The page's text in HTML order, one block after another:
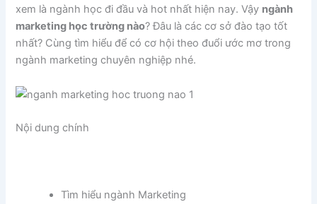
xem là ngành học đi đầu và hot nhất hiện nay. Vậy ngành
marketing học trường nào? Đâu là các cơ sở đào tạo tốt
nhất? Cùng tìm hiểu để có cơ hội theo đuổi ước mơ trong
ngành marketing chuyên nghiệp nhé.
Nội dung chính
Tìm hiểu ngành Marketing